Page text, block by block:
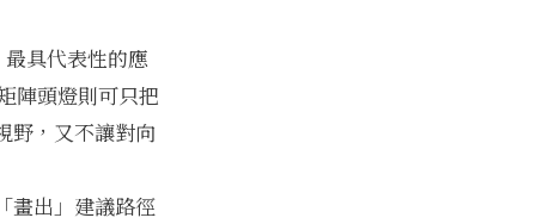
具代表性的應
陣頭燈則可只把
野，又不讓對向
畫出」建議路徑